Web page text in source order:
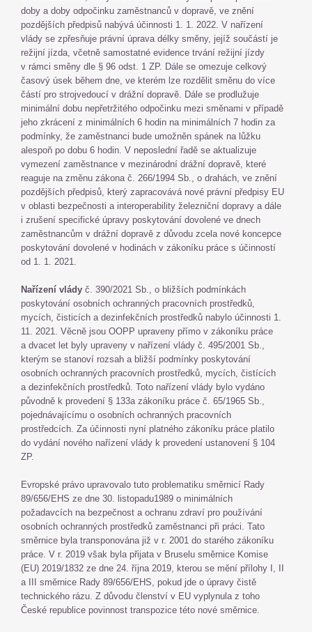
doby a doby odpočinku zaměstnanců v dopravě, ve znění
pozdějších předpisů nabývá účinnosti 1. 1. 2022. V nařízení
vlády se zpřesňuje právní úprava délky směny, jejíž součástí je
režijní jízda, včetně samostatné evidence trvání režijní jízdy
v rámci směny dle § 96 odst. 1 ZP. Dále se omezuje celkový
časový úsek během dne, ve kterém lze rozdělit směnu do více
částí pro strojvedoucí v drážní dopravě. Dále se prodlužuje
minimální dobu nepřetržitého odpočinku mezi směnami v případě
jeho zkrácení z minimálních 6 hodin na minimálních 7 hodin za
podmínky, že zaměstnanci bude umožněn spánek na lůžku
alespoň po dobu 6 hodin. V neposlední řadě se aktualizuje
vymezení zaměstnance v mezinárodní drážní dopravě, které
reaguje na změnu zákona č. 266/1994 Sb., o drahách, ve znění
pozdějších předpisů, který zapracovává nové právní předpisy EU
v oblasti bezpečnosti a interoperability železniční dopravy a dále
i zrušení specifické úpravy poskytování dovolené ve dnech
zaměstnancům v drážní dopravě z důvodu zcela nové koncepce
poskytování dovolené v hodinách v zákoníku práce s účinností
od 1. 1. 2021.
Nařízení vlády č. 390/2021 Sb., o bližších podmínkách
poskytování osobních ochranných pracovních prostředků,
mycích, čisticích a dezinfekčních prostředků nabylo účinnosti 1.
11. 2021. Věcně jsou OOPP upraveny přímo v zákoníku práce
a dvacet let byly upraveny v nařízení vlády č. 495/2001 Sb.,
kterým se stanoví rozsah a bližší podmínky poskytování
osobních ochranných pracovních prostředků, mycích, čistících
a dezinfekčních prostředků. Toto nařízení vlády bylo vydáno
původně k provedení § 133a zákoníku práce č. 65/1965 Sb.,
pojednávajícímu o osobních ochranných pracovních
prostředcích. Za účinnosti nyní platného zákoníku práce platilo
do vydání nového nařízení vlády k provedení ustanovení § 104
ZP.
Evropské právo upravovalo tuto problematiku směrnicí Rady
89/656/EHS ze dne 30. listopadu1989 o minimálních
požadavcích na bezpečnost a ochranu zdraví pro používání
osobních ochranných prostředků zaměstnanci při práci. Tato
směrnice byla transponována již v r. 2001 do starého zákoníku
práce. V r. 2019 však byla přijata v Bruselu směrnice Komise
(EU) 2019/1832 ze dne 24. října 2019, kterou se mění přílohy I, II
a III směrnice Rady 89/656/EHS, pokud jde o úpravy čistě
technického rázu. Z důvodu členství v EU vyplynula z toho
České republice povinnost transpozice této nové směrnice.